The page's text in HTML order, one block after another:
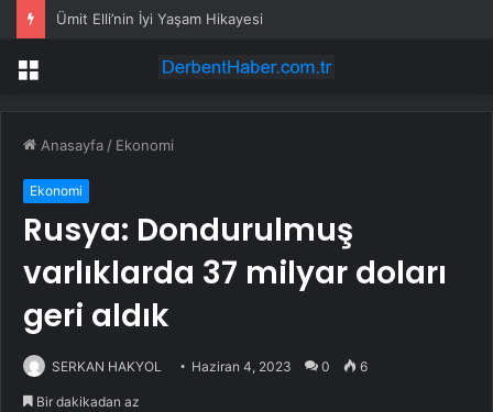
Ümit Elli’nin İyi Yaşam Hikayesi
Menü
Anasayfa / Ekonomi
Ekonomi
Rusya: Dondurulmuş
varlıklarda 37 milyar doları
geri aldık
SERKAN HAKYOL Haziran 4, 2023 0 6
Bir dakikadan az